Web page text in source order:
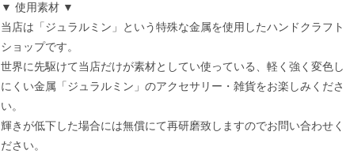
▼ 使用素材 ▼
当店は「ジュラルミン」という特殊な金属を使用したハンドクラフト
ショップです。
世界に先駆けて当店だけが素材としてい使っている、軽く強く変色し
にくい金属「ジュラルミン」のアクセサリー・雑貨をお楽しみくださ
い。
輝きが低下した場合には無償にて再研磨致しますのでお問い合わせく
ださい。